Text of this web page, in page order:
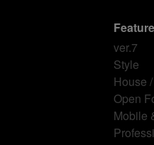
ver.7
Style
House
Open
Mobile